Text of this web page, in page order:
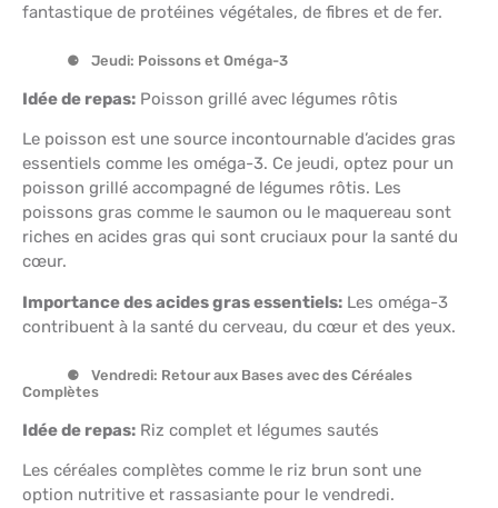
fantastique de protéines végétales, de fibres et de fer.
Jeudi: Poissons et Oméga-3
Idée de repas: Poisson grillé avec légumes rôtis
Le poisson est une source incontournable d’acides gras
essentiels comme les oméga-3. Ce jeudi, optez pour un
poisson grillé accompagné de légumes rôtis. Les
poissons gras comme le saumon ou le maquereau sont
riches en acides gras qui sont cruciaux pour la santé du
cœur.
Importance des acides gras essentiels: Les oméga-3
contribuent à la santé du cerveau, du cœur et des yeux.
Vendredi: Retour aux Bases avec des Céréales
Complètes
Idée de repas: Riz complet et légumes sautés
Les céréales complètes comme le riz brun sont une
option nutritive et rassasiante pour le vendredi.